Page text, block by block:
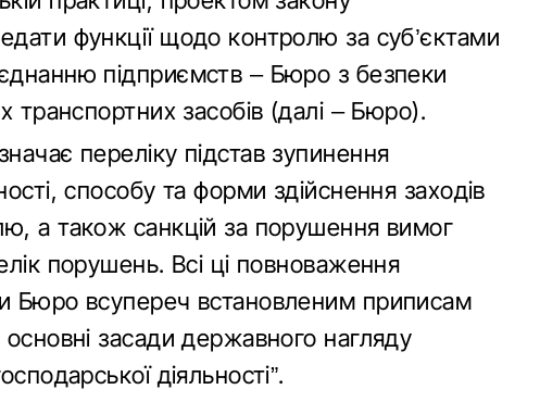
функції щодо контролю за суб’єктами
підприємств – Бюро з безпеки
транспортних засобів (далі – Бюро).
переліку підстав зупинення
способу та форми здійснення заходів
а також санкцій за порушення вимог
порушень. Всі ці повноваження
Бюро всупереч встановленим приписам
засади державного нагляду
діяльності”.